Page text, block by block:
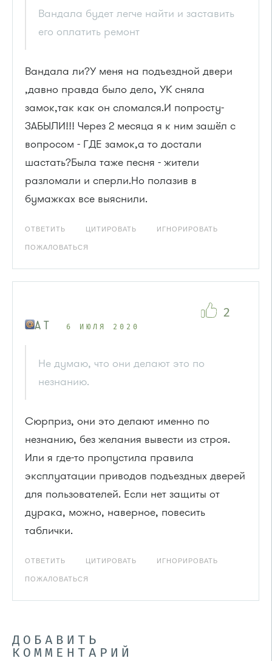
Вандала будет легче найти и заставить
его оплатить ремонт
Вандала ли?У меня на подъездной двери
,давно правда было дело, УК сняла
замок,так как он сломался.И попросту-
ЗАБЫЛИ!!! Через 2 месяца я к ним зашёл с
вопросом - ГДЕ замок,а то достали
шастать?Была таже песня - жители
разломали и сперли.Но полазив в
бумажках все выяснили.
ОТВЕТИТЬ ЦИТИРОВАТЬ ИГНОРИРОВАТЬ
ПОЖАЛОВАТЬСЯ
A T 6 ИЮЛЯ 2020
Не думаю, что они делают это по
незнанию.
Сюрприз, они это делают именно по
незнанию, без желания вывести из строя.
Или я где-то пропустила правила
эксплуатации приводов подъездных дверей
для пользователей. Если нет защиты от
дурака, можно, наверное, повесить
таблички.
ОТВЕТИТЬ ЦИТИРОВАТЬ ИГНОРИРОВАТЬ
ПОЖАЛОВАТЬСЯ
2
ДОБАВИТЬ
КОММЕНТАРИЙ